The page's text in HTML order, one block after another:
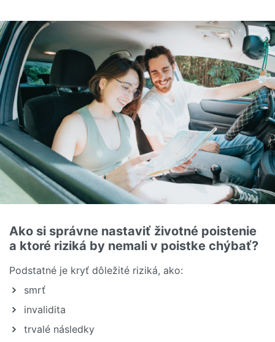
Ako si správne nastaviť životné poistenie
a ktoré riziká by nemali v poistke chýbať?
Podstatné je kryť dôležité riziká, ako:
smrť
invalidita
trvalé následky